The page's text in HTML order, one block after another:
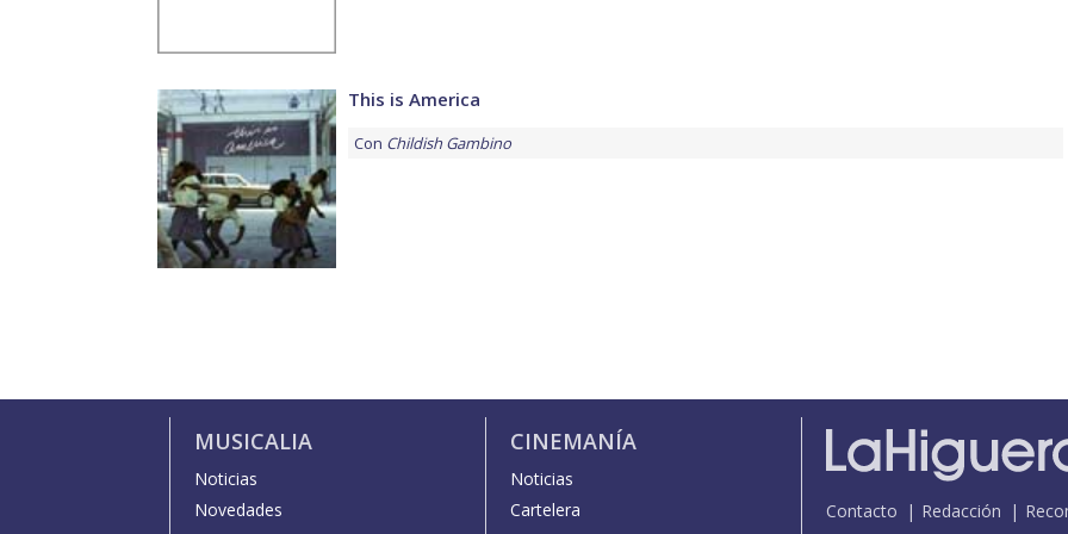
This is America
Con Childish Gambino
MUSICALIA
Noticias
Novedades
CINEMANÍA
Noticias
Cartelera
Contacto Redacción